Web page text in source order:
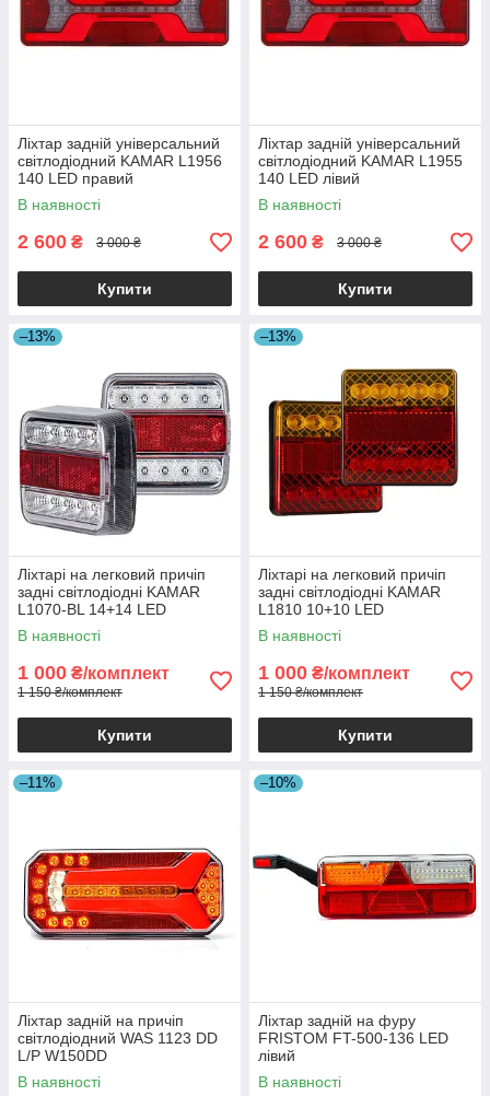
Ліхтар задній універсальний
світлодіодний KAMAR L1956
140 LED правий
В наявності
2 600 ₴ 3 000 ₴
Купити
Ліхтар задній універсальний
світлодіодний KAMAR L1955
140 LED лівий
В наявності
2 600 ₴ 3 000 ₴
Купити
–13%
Ліхтарі на легковий причіп
задні світлодіодні KAMAR
L1070-BL 14+14 LED
стоп+габарит+поворот+підсві
чування номера
В наявності
1 000 ₴/комплект
1 150 ₴/комплект
Купити
–13%
Ліхтарі на легковий причіп
задні світлодіодні KAMAR
L1810 10+10 LED
стоп+габарит+поворот
В наявності
1 000 ₴/комплект
1 150 ₴/комплект
Купити
–11%
Ліхтар задній на причіп
світлодіодний WAS 1123 DD
L/P W150DD
В наявності
–10%
Ліхтар задній на фуру
FRISTOM FT-500-136 LED
лівий
В наявності